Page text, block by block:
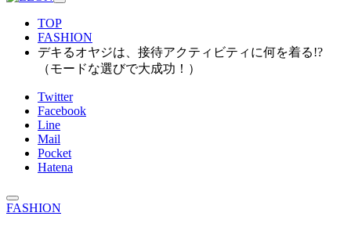
TOP
FASHION
デキるオヤジは、接待アクティビティに何を着る!?
（モードな選びで大成功！）
Twitter
Facebook
Line
Mail
Pocket
Hatena
FASHION